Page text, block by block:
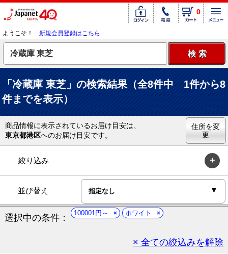
0
ようこそ！ 新規会員登録はこちら
「冷蔵庫 東芝」の検索結果（全8件中 1件から8
件までを表示）
商品情報に表示されているお届け目安は、
東京都港区へのお届け目安です。
住所を変
更
絞り込み
並び替え
選択中の条件： 100001円～ ホワイト
× 全ての絞込みを解除